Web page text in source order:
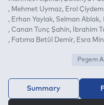
Mehmet Uymaz
Erol Çiydem
Erhan Yaylak Selman Ablak
Canan Tunç Şahin
İbrahim
Fatıma Betül Demir
Esra
Pegem
Summary